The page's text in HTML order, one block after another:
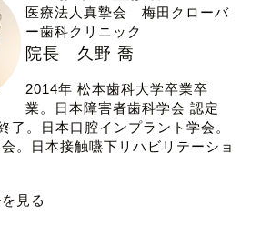
医療法人真摯会 梅田クローバ
ー歯科クリニック
院長 久野 喬
2014年 松本歯科大学卒業卒
業。日本障害者歯科学会 認定
了。日本口腔インプラント学会。
。日本接触嚥下リハビリテーショ
見る